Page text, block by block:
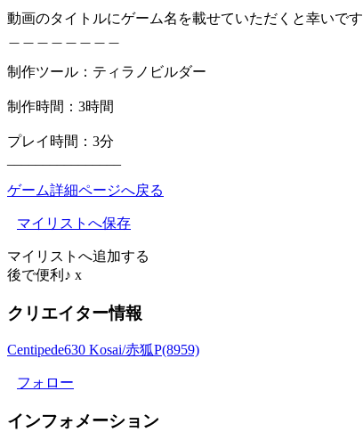
動画のタイトルにゲーム名を載せていただくと幸いです
制作ツール：ティラノビルダー
制作時間：3時間
プレイ時間：3分
ゲーム詳細ページへ戻る
マイリストへ保存
マイリストへ追加する
後で便利♪ x
クリエイター情報
Centipede630 Kosai/赤狐P(8959)
フォロー
インフォメーション